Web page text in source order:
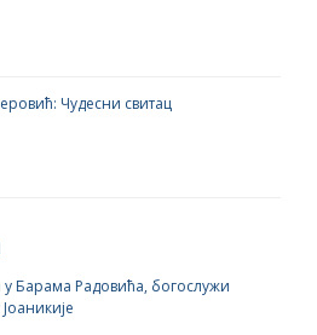
Чудесни свитац
у Барама Радовића, богослужи